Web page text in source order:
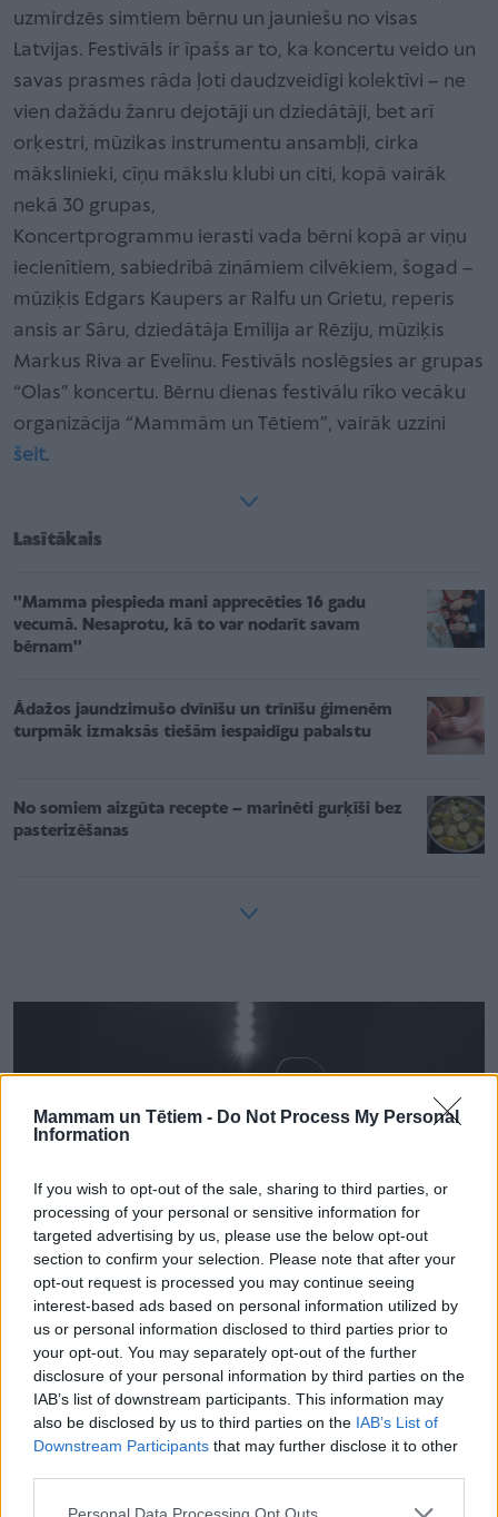
Mammam un Tētiem - Do Not Process My Personal
Information
If you wish to opt-out of the sale, sharing to third parties, or
processing of your personal or sensitive information for
targeted advertising by us, please use the below opt-out
section to confirm your selection. Please note that after your
opt-out request is processed you may continue seeing
interest-based ads based on personal information utilized by
us or personal information disclosed to third parties prior to
your opt-out. You may separately opt-out of the further
disclosure of your personal information by third parties on the
IAB’s list of downstream participants. This information may
also be disclosed by us to third parties on the IAB’s List of
Downstream Participants that may further disclose it to other
Personal Data Processing Opt Outs
uzmirdzēs simtiem bērnu un jauniešu no visas
Latvijas. Festivāls ir īpašs ar to, ka koncertu veido un
savas prasmes rāda ļoti daudzveidīgi kolektīvi – ne
vien dažādu žanru dejotāji un dziedātāji, bet arī
orķestri, mūzikas instrumentu ansambļi, cirka
mākslinieki, cīņu mākslu klubi un citi, kopā vairāk
nekā 30 grupas,
Koncertprogrammu ierasti vada bērni kopā ar viņu
iecienītiem, sabiedrībā zināmiem cilvēkiem, šogad –
mūziķis Edgars Kaupers ar Ralfu un Grietu, reperis
ansis ar Sāru, dziedātāja Emīlija ar Rēziju, mūziķis
Markus Riva ar Evelīnu. Festivāls noslēgsies ar grupas
“Olas” koncertu. Bērnu dienas festivālu rīko vecāku
organizācija “Mammām un Tētiem”, vairāk uzzini
šeit.
Lasītākais
''Mamma piespieda mani apprecēties 16 gadu
vecumā. Nesaprotu, kā to var nodarīt savam
bērnam''
Ādažos jaundzimušo dvīnīšu un trīnīšu ģimenēm
turpmāk izmaksās tiešām iespaidīgu pabalstu
No somiem aizgūta recepte – marinēti gurķīši bez
pasterizēšanas
Viens no Bērnu dienas festivāla vadītājiem būs
reperis ansis.
Sarunu festivāls “Lampa” – jā, ne
tikai pieaugušajiem!
Laiks un vieta:20. un 21. jūnijs, Cēsīs | Ieeja: bez